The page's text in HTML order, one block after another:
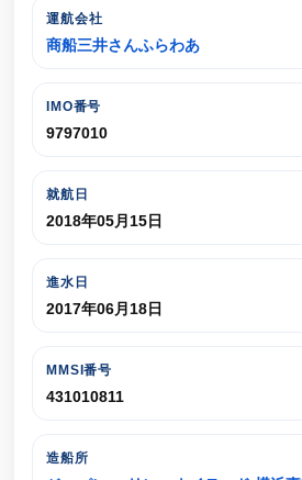
運航会社
商船三井さんふらわあ
IMO番号
9797010
就航日
2018年05月15日
進水日
2017年06月18日
MMSI番号
431010811
造船所